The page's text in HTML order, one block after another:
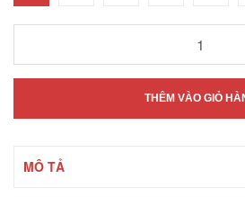
THÊM VÀO GIỎ
MÔ TẢ